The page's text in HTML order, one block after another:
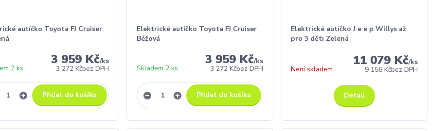
autíčko Toyota FJ Cruiser
3 959 Kč/ks
3 272 Kčbez DPH
2 ks
Přidat do košíku
Elektrické autíčko Toyota FJ Cruiser
Béžová
3 959 Kč/ks
3 272 Kčbez DPH
Skladem 2 ks
Přidat do košíku
Elektrické autíčko J e e p Willys až
pro 3 děti Zelená
11 079 Kč/ks
9 156 Kčbez DPH
Není skladem
Detail